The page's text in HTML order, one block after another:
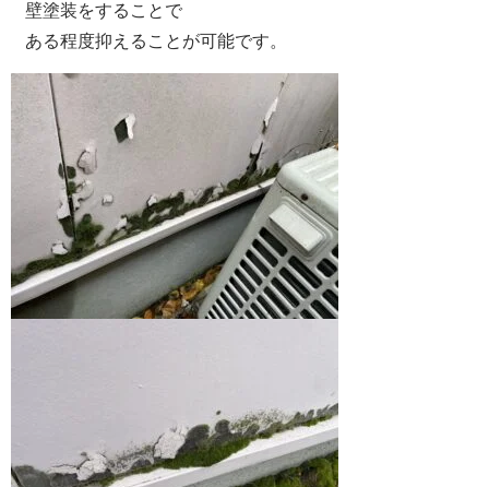
壁塗装をすることで
ある程度抑えることが可能です。